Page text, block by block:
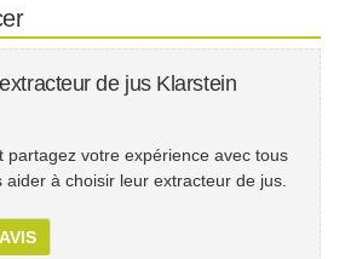
de jus Klarstein
partagez votre expérience avec tous
aider à choisir leur extracteur de jus.